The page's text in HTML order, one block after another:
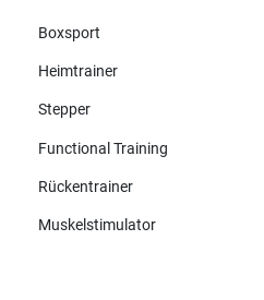
Boxsport
Heimtrainer
Stepper
Functional Training
Rückentrainer
Muskelstimulator